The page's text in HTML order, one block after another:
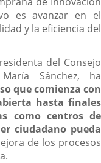
es avanzar en el
y la eficiencia del
del Consejo
Sánchez, ha
que comienza con
hasta finales
como centros de
ciudadano pueda
de los procesos